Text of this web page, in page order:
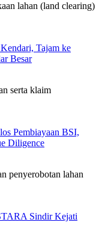
lahan (land clearing)
Tajam ke
Besar
serta klaim
Pembiayaan BSI,
Diligence
penyerobotan lahan
Sindir Kejati